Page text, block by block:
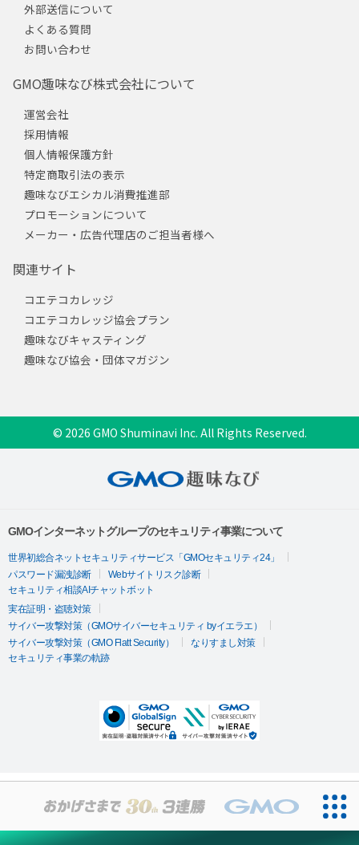
外部送信について
よくある質問
お問い合わせ
GMO趣味なび株式会社について
運営会社
採用情報
個人情報保護方針
特定商取引法の表示
趣味なびエシカル消費推進部
プロモーションについて
メーカー・広告代理店のご担当者様へ
関連サイト
コエテコカレッジ
コエテコカレッジ協会プラン
趣味なびキャスティング
趣味なび協会・団体マガジン
© 2026 GMO Shuminavi Inc. All Rights Reserved.